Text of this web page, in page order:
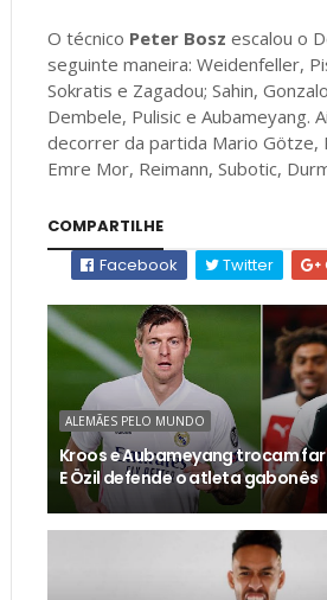
O técnico Peter Bosz escalou o
seguinte maneira: Weidenfeller,
Sokratis e Zagadou; Sahin,
Dembele, Pulisic e Aubameyang.
decorrer da partida Mario Götze,
Emre Mor, Reimann, Subotic,
COMPARTILHE
Facebook
Twitter
ALEMÃES PELO MUNDO
Kroos e Aubameyang trocam
E Özil defende o atleta gabonês